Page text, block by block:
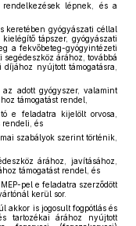
lépnek, és a
keretében gyógyászati céllal
tápszer, gyógyászati
a fekvőbeteg-gyógyintézeti
árához, továbbá
nyújtott támogatásra,
az adott gyógyszer, valamint
támogatást rendel,
e feladatra kijelölt orvosa,
rendeli, és
szabályok szerint történik,
árához, javításához,
támogatást rendel, és
pel e feladatra szerződött
kerül sor.
akkor is jogosult fogpótlás és
tartozékai árához nyújtott